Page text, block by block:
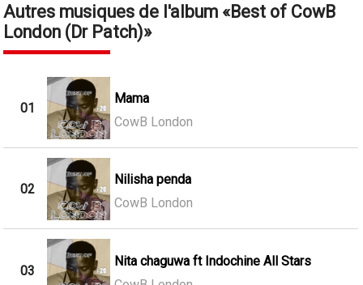
Autres musiques de l'album
Best of CowB
London (Dr Patch)
01
Mama
CowB London
02
Nilisha penda
CowB London
03
Nita chaguwa ft Indochine All Stars